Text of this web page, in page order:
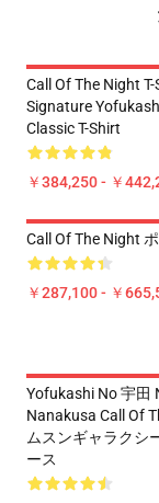
Call Of The Night
Signature
Classic T-Shirt
￥384,250 - ￥
Call Of The Night
￥287,100 - ￥
Yofukashi No 宇田
Nanakusa Call Of
ムスンギャラクシ
ース